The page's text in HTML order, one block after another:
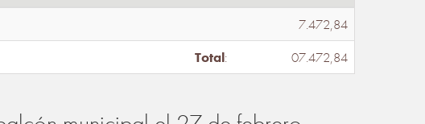
7.472,84
Total: 07.472,84